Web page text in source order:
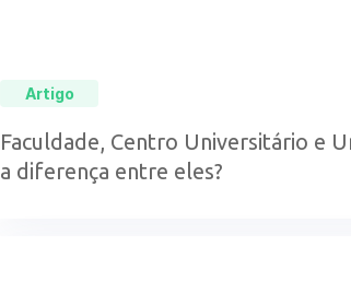
Artigo
Faculdade, Centro Universitário e
a diferença entre eles?